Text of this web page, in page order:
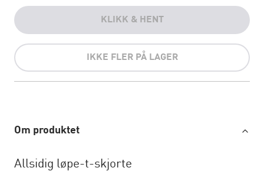
KLIKK & HENT
IKKE FLER PÅ LAGER
Om produktet
Allsidig løpe-t-skjorte